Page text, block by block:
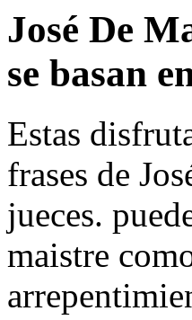
José De
se basan
Estas
frases de
jueces.
maistre